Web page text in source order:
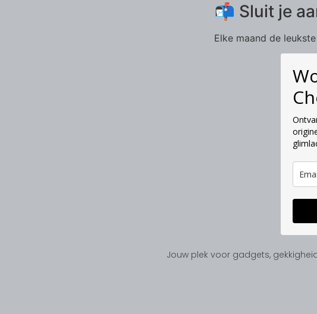
📬 Sluit je
Elke maand de
Jouw plek voor gadgets,